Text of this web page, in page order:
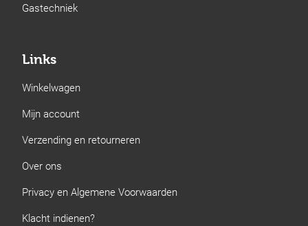
Gastechniek
Links
Winkelwagen
Mijn account
Verzending en retourneren
Over ons
Privacy en Algemene Voorwaarden
Klacht indienen?